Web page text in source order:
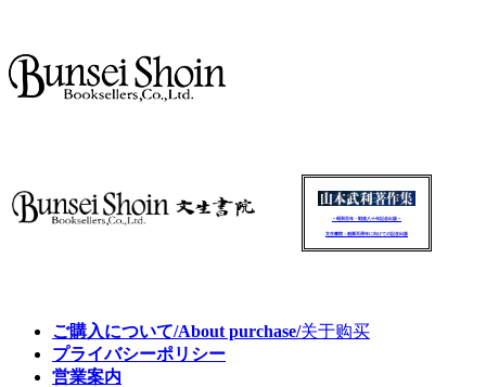
～昭和百年・戦後八十年記念出版～
文生書院：創業百周年に向けての記念出版
ご購入について/About purchase/关于购买
プライバシーポリシー
営業案内